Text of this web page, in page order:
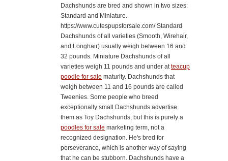
Dachshunds are bred and shown in two sizes:
Standard and Miniature.
https://www.cutespupsforsale.com/ Standard
Dachshunds of all varieties (Smooth, Wirehair,
and Longhair) usually weigh between 16 and
32 pounds. Miniature Dachshunds of all
varieties weigh 11 pounds and under atteacup
poodle for sale maturity. Dachshunds that
weigh between 11 and 16 pounds are called
Tweenies. Some people who breed
exceptionally small Dachshunds advertise
them as Toy Dachshunds, but this is purely a
poodles for sale marketing term, not a
recognized designation. He's bred for
perseverance, which is another way of saying
that he can be stubborn. Dachshunds have a